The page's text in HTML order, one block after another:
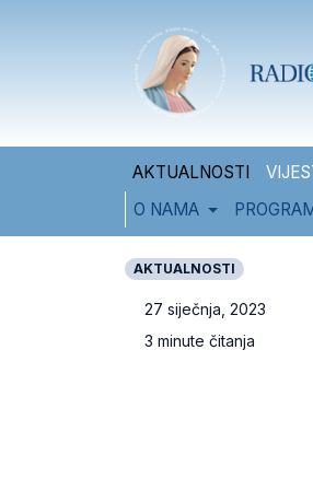
AKTUALNOSTI
O NAMA
AKTUALNOSTI
27 siječnja, 2023
3 minute čitanja